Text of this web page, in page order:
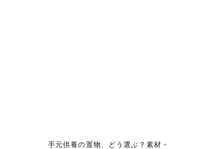
手元供養の置物、どう選ぶ？素材・